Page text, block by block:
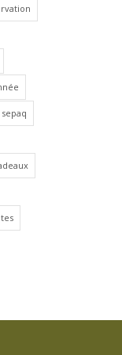
sepaq